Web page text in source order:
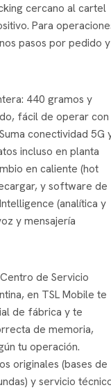
cercano al cartel
Para
pasos por pedido y
440 gramos y
fácil de operar con
conectividad 5G
incluso en planta
en caliente (hot
y software de
(analítica y
y mensajería
de Servicio
en TSL Mobile te
de fábrica y te
de memoria,
tu operación.
originales (bases de
y servicio